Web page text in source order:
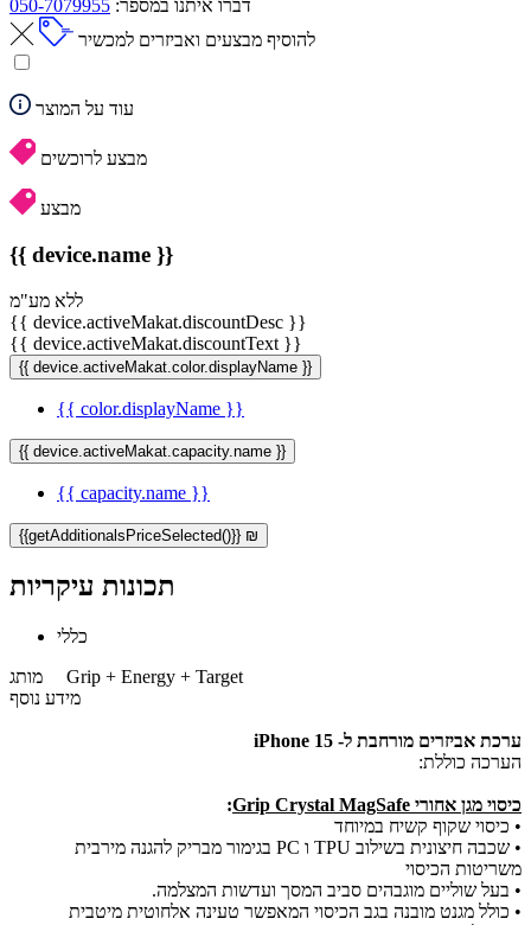
דברו איתנו במספר: 050-7079955
להוסיף מבצעים ואביזרים למכשיר
עוד על המוצר
מבצע לרוכשים
מבצע
{{ device.name }}
ללא מע"מ
{{ device.activeMakat.discountDesc }}
{{ device.activeMakat.discountText }}
{{ device.activeMakat.color.displayName }}
{{ color.displayName }}
{{ device.activeMakat.capacity.name }}
{{ capacity.name }}
{{getAdditionalsPriceSelected()}} ₪
תכונות עיקריות
כללי
מותג Grip + Energy + Target
מידע נוסף
ערכת אביזרים מורחבת ל- iPhone 15
הערכה כוללת:
כיסוי מגן אחורי Grip Crystal MagSafe
:
• כיסוי שקוף קשיח במיוחד
• שכבה חיצונית בשילוב TPU ו PC בגימור מבריק להגנה מירבית
משריטות הכיסוי
• בעל שוליים מוגבהים סביב המסך ועדשות המצלמה.
• כולל מגנט מובנה בגב הכיסוי המאפשר טעינה אלחוטית מיטבית